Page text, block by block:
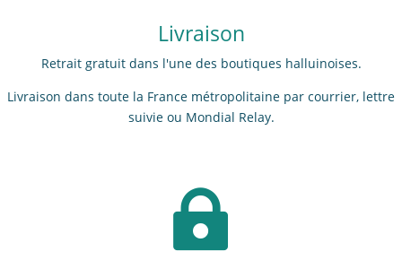
Livraison
Retrait gratuit dans l'une des boutiques halluinoises.
Livraison dans toute la France métropolitaine par courrier, lettre
suivie ou Mondial Relay.
